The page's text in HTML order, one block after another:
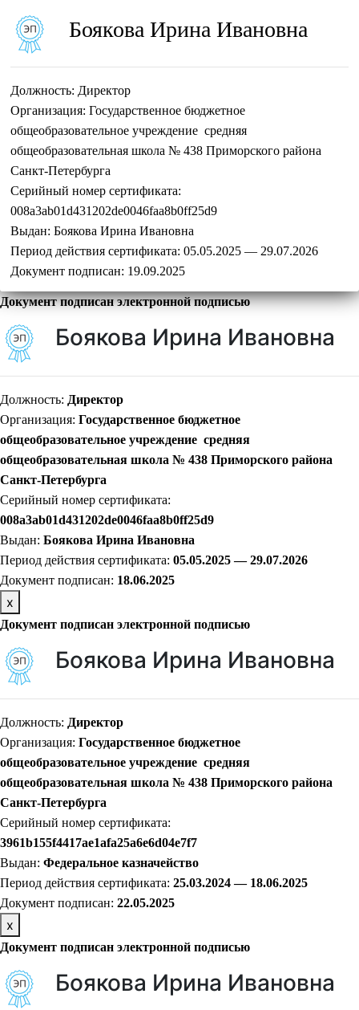
Боякова Ирина Ивановна
Должность: Директор
Организация: Государственное бюджетное
общеобразовательное учреждение средняя
общеобразовательная школа № 438 Приморского района
Санкт-Петербурга
Серийный номер сертификата:
008a3ab01d431202de0046faa8b0ff25d9
Выдан: Боякова Ирина Ивановна
Период действия сертификата: 05.05.2025 — 29.07.2026
Документ подписан: 19.09.2025
Документ подписан электронной подписью
Боякова Ирина Ивановна
Должность: Директор
Организация: Государственное бюджетное
общеобразовательное учреждение средняя
общеобразовательная школа № 438 Приморского района
Санкт-Петербурга
Серийный номер сертификата:
008a3ab01d431202de0046faa8b0ff25d9
Выдан: Боякова Ирина Ивановна
Период действия сертификата: 05.05.2025 — 29.07.2026
Документ подписан: 18.06.2025
х
Документ подписан электронной подписью
Боякова Ирина Ивановна
Должность: Директор
Организация: Государственное бюджетное
общеобразовательное учреждение средняя
общеобразовательная школа № 438 Приморского района
Санкт-Петербурга
Серийный номер сертификата:
3961b155f4417ae1afa25a6e6d04e7f7
Выдан: Федеральное казначейство
Период действия сертификата: 25.03.2024 — 18.06.2025
Документ подписан: 22.05.2025
х
Документ подписан электронной подписью
Боякова Ирина Ивановна